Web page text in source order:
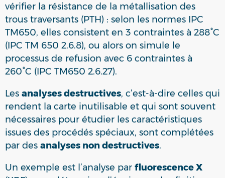
vérifier la résistance de la métallisation des
trous traversants (PTH) : selon les normes IPC
TM650, elles consistent en 3 contraintes à 288°C
(IPC TM 650 2.6.8), ou alors on simule le
processus de refusion avec 6 contraintes à
260°C (IPC TM650 2.6.27).
Les analyses destructives, c’est-à-dire celles qui
rendent la carte inutilisable et qui sont souvent
nécessaires pour étudier les caractéristiques
issues des procédés spéciaux, sont complétées
par des analyses non destructives.
Un exemple est l’analyse par fluorescence X